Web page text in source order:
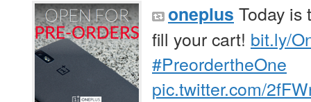
oneplus Today is
fill your cart! bit.ly/
#PreordertheOne
pic.twitter.com/